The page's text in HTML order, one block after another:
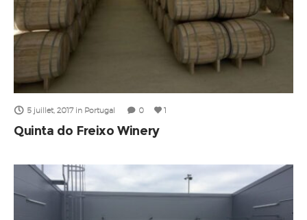
5 juillet, 2017 in Portugal 0 1
Quinta do Freixo Winery